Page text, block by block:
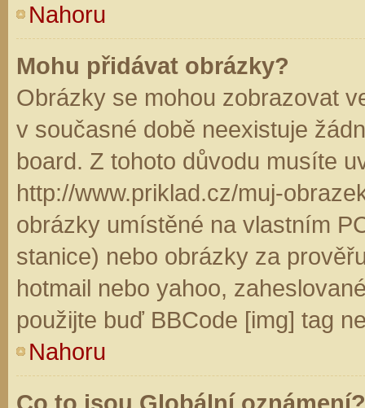
Nahoru
Mohu přidávat obrázky?
Obrázky se mohou zobrazovat
v současné době neexistuje
board. Z tohoto důvodu musíte
http://www.priklad.cz/muj-
obrázky umístěné na vlastním
stanice) nebo obrázky za
hotmail nebo yahoo,
použijte buď BBCode [img] tag
Nahoru